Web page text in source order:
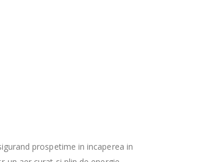
prospetime in incaperea in